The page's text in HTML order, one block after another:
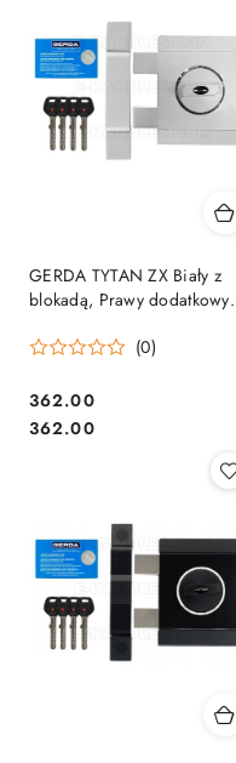
GERDA TYTAN ZX Biały z
blokadą, Prawy dodatkowy
(0)
Cena:
362.00
Cena:
362.00